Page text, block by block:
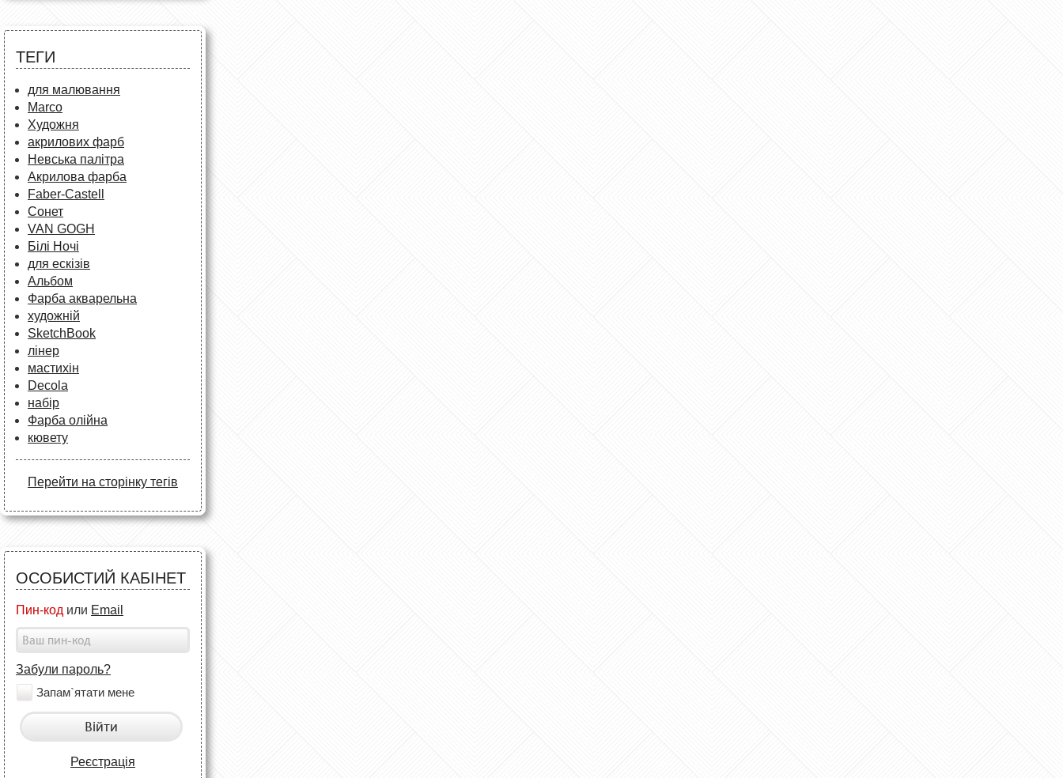
ТЕГИ
для малювання
Marco
Художня
акрилових фарб
Невська палітра
Акрилова фарба
Faber-Castell
Сонет
VAN GOGH
Білі Ночі
для ескізів
Альбом
Фарба акварельна
художній
SketchBook
лінер
мастихін
Decola
набір
Фарба олійна
кювету
Перейти на сторінку тегів
ОСОБИСТИЙ КАБІНЕТ
Пин-код или Email
Забули пароль?
Запам`ятати мене
Війти
Реєстрація